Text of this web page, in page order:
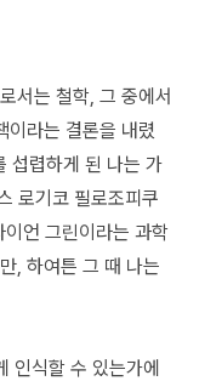
서는 철학, 그 중에서
이라는 결론을 내렸
섭렵하게 된 나는 가
로기코 필로조피쿠
이언 그린이라는 과학
, 하여튼 그 때 나는
인식할 수 있는가에